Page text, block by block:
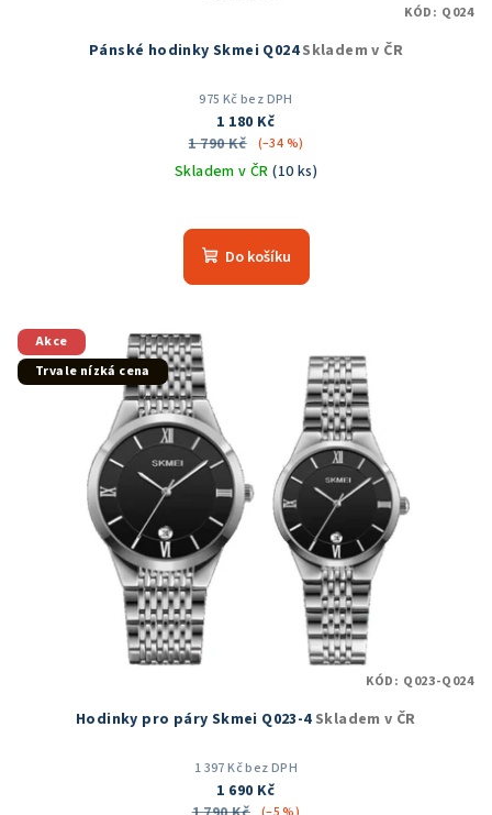
Pánské hodinky Skmei Q024Skladem v ČR
975 Kč bez DPH
1 180 Kč
1 790 Kč
(–34 %)
Skladem v ČR(10 ks)
hodnocení
produktu
hvězdiček.
Do košíku
KÓD: Q024
Akce
Trvale nízká cena
Hodinky pro páry Skmei Q023-4Skladem v ČR
1 397 Kč bez DPH
1 690 Kč
KÓD: Q023-Q024